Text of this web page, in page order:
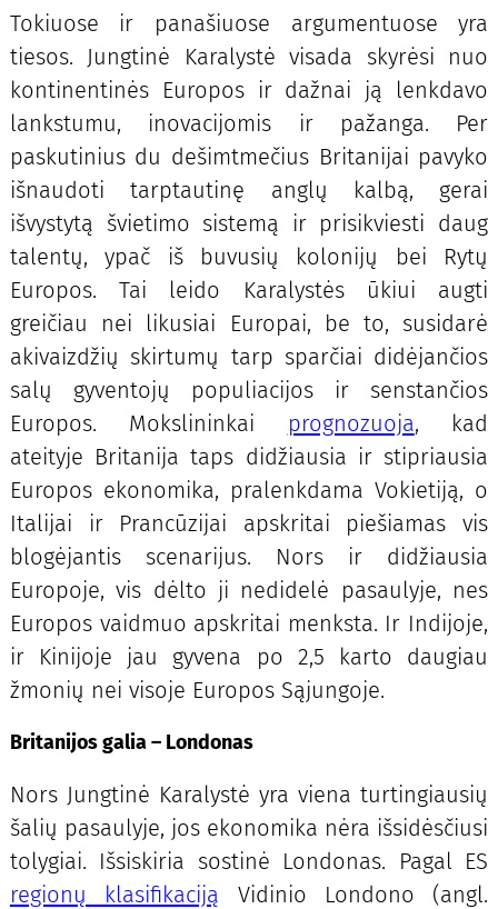
Tokiuose ir panašiuose argumentuose yra
tiesos. Jungtinė Karalystė visada skyrėsi nuo
kontinentinės Europos ir dažnai ją lenkdavo
lankstumu, inovacijomis ir pažanga. Per
paskutinius du dešimtmečius Britanijai pavyko
išnaudoti tarptautinę anglų kalbą, gerai
išvystytą švietimo sistemą ir prisikviesti daug
talentų, ypač iš buvusių kolonijų bei Rytų
Europos. Tai leido Karalystės ūkiui augti
greičiau nei likusiai Europai, be to, susidarė
akivaizdžių skirtumų tarp sparčiai didėjančios
salų gyventojų populiacijos ir senstančios
Europos. Mokslininkai prognozuoja, kad
ateityje Britanija taps didžiausia ir stipriausia
Europos ekonomika, pralenkdama Vokietiją, o
Italijai ir Prancūzijai apskritai piešiamas vis
blogėjantis scenarijus. Nors ir didžiausia
Europoje, vis dėlto ji nedidelė pasaulyje, nes
Europos vaidmuo apskritai menksta. Ir Indijoje,
ir Kinijoje jau gyvena po 2,5 karto daugiau
žmonių nei visoje Europos Sąjungoje.
Britanijos galia – Londonas
Nors Jungtinė Karalystė yra viena turtingiausių
šalių pasaulyje, jos ekonomika nėra išsidėsčiusi
tolygiai. Išsiskiria sostinė Londonas. Pagal ES
regionų klasifikaciją Vidinio Londono (angl.